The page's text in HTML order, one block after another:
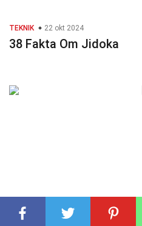
TEKNIK 22 okt 2024
38 Fakta Om Jidoka
TEKNIK 23 okt 2024